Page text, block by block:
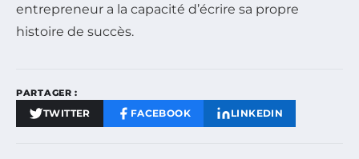
entrepreneur a la capacité d’écrire sa propre
histoire de succès.
PARTAGER :
TWITTER FACEBOOK LINKEDIN